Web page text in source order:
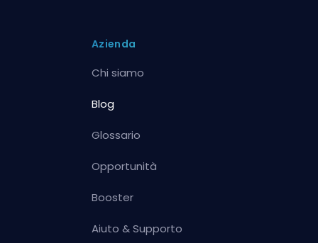
Azienda
Chi siamo
Blog
Glossario
Opportunità
Booster
Aiuto & Supporto